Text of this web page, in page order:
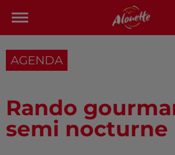
AGENDA
Rando
semi nocturne